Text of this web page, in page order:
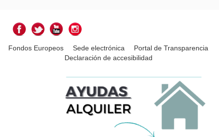
Fondos Europeos Sede electrónica
Portal de Transparencia
Declaración de accesibilidad